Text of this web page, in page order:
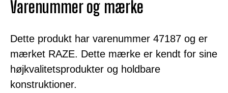
Varenummer og mærke
Dette produkt har varenummer 47187 og er
mærket RAZE. Dette mærke er kendt for sine
højkvalitetsprodukter og holdbare
konstruktioner.